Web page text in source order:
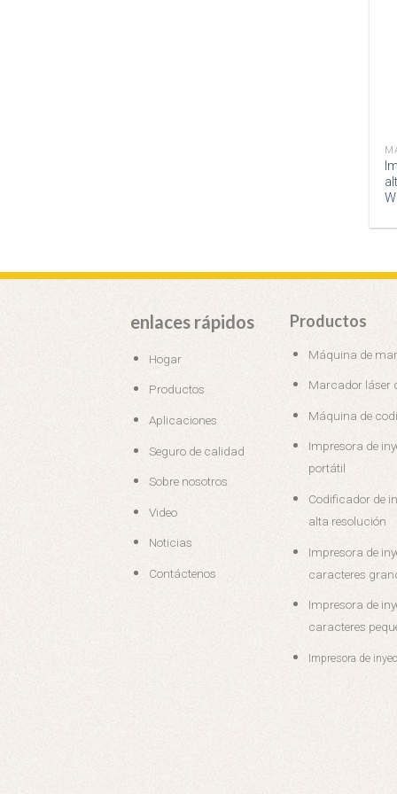
W
enlaces rápidos
Hogar
Productos
Aplicaciones
Seguro de calidad
Sobre nosotros
Video
Noticias
Contáctenos
Productos
Máquina de
Marcador láser
Máquina de
Impresora de
portátil
Codificador de
alta resolución
Impresora de
caracteres
Impresora de
caracteres
Impresora de